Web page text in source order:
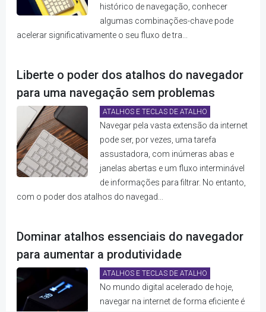
histórico de navegação, conhecer
algumas combinações-chave pode
acelerar significativamente o seu fluxo de tra...
Liberte o poder dos atalhos do navegador
para uma navegação sem problemas
ATALHOS E TECLAS DE ATALHO
Navegar pela vasta extensão da internet
pode ser, por vezes, uma tarefa
assustadora, com inúmeras abas e
janelas abertas e um fluxo interminável
de informações para filtrar. No entanto,
com o poder dos atalhos do navegad...
Dominar atalhos essenciais do navegador
para aumentar a produtividade
ATALHOS E TECLAS DE ATALHO
No mundo digital acelerado de hoje,
navegar na internet de forma eficiente é